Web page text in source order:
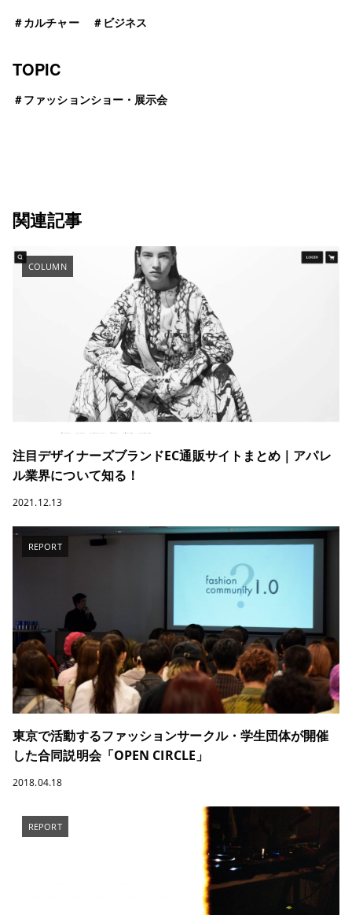
＃カルチャー ＃ ビジネス
TOPIC
＃ファッションショー・展示会
関連記事
COLUMN
注目デザイナーズブランドEC通販サイトまとめ｜アパレ
ル業界について知る！
2021.12.13
REPORT
東京で活動するファッションサークル・学生団体が開催
した合同説明会「OPEN CIRCLE」
2018.04.18
REPORT